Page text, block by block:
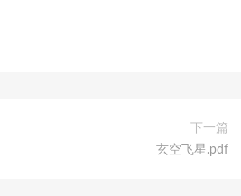
下一篇
玄空飞星.pdf